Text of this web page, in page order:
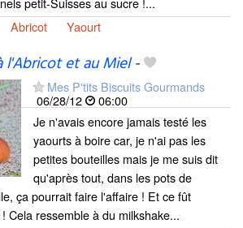
Abricot Yaourt
l'Abricot et au Miel-
Mes P'tits Biscuits Gourmands
06/28/12
06:00
Je n'avais encore jamais testé les
yaourts à boire car, je n'ai pas les
petites bouteilles mais je me suis dit
qu'après tout, dans les pots de
ça pourrait faire l'affaire ! Et ce fût
Cela ressemble à du milkshake...